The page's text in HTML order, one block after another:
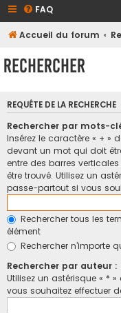
FAQ
Accueil du forum
Rechercher
REQUÊTE DE LA RECHERCHE
Rechercher par mots-
Insérez le caractère « + »
devant un mot qui doit
entre des barres
être trouvé. Utilisez un
passe-partout si vous
Rechercher tous les
élément
Rechercher n’importe
Rechercher par auteur :
Utilisez un astérisque « *
vous souhaitez effectuer